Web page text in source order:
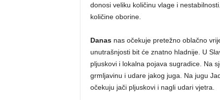
donosi veliku količinu vlage i
količine oborine.
Danasnas očekuje pretežno oblačno
unutrašnjosti bit će znatno hladnije. U
pljuskovi i lokalna pojava sugradice. Na
grmljavinu i udare jakog juga. Na jugu
očekuju jači pljuskovi i nagli udari vjetra.